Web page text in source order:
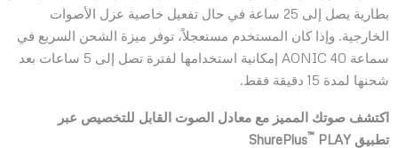
بطارية يصل إلى 25 ساعة في حال تفعيل خاصية عزل الأصوات
الخارجية. وإذا كان المستخدم مستعجلاً، توفر ميزة الشحن السريع في
سماعة AONIC 40 إمكانية استخدامها لفترة تصل إلى 5 ساعات بعد
شحنها لمدة 15 دقيقة فقط.
اكتشف صوتك المميز مع معادل الصوت القابل للتخصيص عبر
تطبيق
ShurePlus™ PLAY